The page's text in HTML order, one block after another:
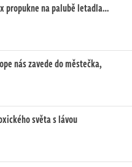
propukne na palubě letadla…
nás zavede do městečka,
světa s lávou